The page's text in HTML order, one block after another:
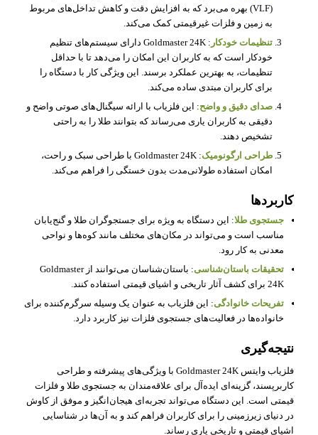
(VLF) بهره می‌برد که به افزایش دقت و کاهش تداخل‌های مربوط
به زمین و فلزات غیرقیمتی کمک می‌کند.
تنظیمات خودکار
: Goldmaster 24K دارای سیستم‌های تنظیم
خودکار است که به کاربران این امکان را می‌دهد تا با حداقل
تنظیمات، به بهترین عملکرد برسند. این ویژگی کار با دستگاه را
برای کاربران مبتدی ساده می‌کند.
صدای دقیق و واضح: این فلزیاب با ارائه سیگنال‌های صوتی واضح و
دقیقی به کاربران یاری می‌رساند که بتوانند طلا را به راحتی
تشخیص دهند.
طراحی ارگونومیک
: Goldmaster 24K با طراحی سبک و راحت،
امکان استفاده طولانی‌مدت بدون خستگی را فراهم می‌کند.
کاربردها
جستجوی طلا: این دستگاه به ویژه برای جستجوگران طلا و گنج‌یابان
مناسب است و می‌تواند در مکان‌های مختلف مانند کوه‌ها و نواحی
معدنی به کار رود.
تحقیقات باستان‌شناسی
: باستان‌شناسان می‌توانند از Goldmaster
24K برای کشف آثار تاریخی و اشیای قیمتی استفاده کنند.
تفریحات خانوادگی: این فلزیاب به عنوان یک وسیله سرگرم‌کننده برای
خانواده‌ها در فعالیت‌های جستجوی فلزات نیز کاربرد دارد.
نتیجه‌گیری
فلزیاب وایتس Goldmaster 24K با ویژگی‌های پیشرفته و طراحی
کاربرپسند، گزینه‌ای ایده‌آل برای علاقه‌مندان به جستجوی طلا و فلزات
قیمتی است. این دستگاه می‌تواند تجربه‌ای هیجان‌انگیز و موفق از کاوش
در دنیای زیرزمینی را برای کاربران فراهم کند و به آن‌ها در شناسایی
اشیای قیمتی و تاریخی یاری رساند.